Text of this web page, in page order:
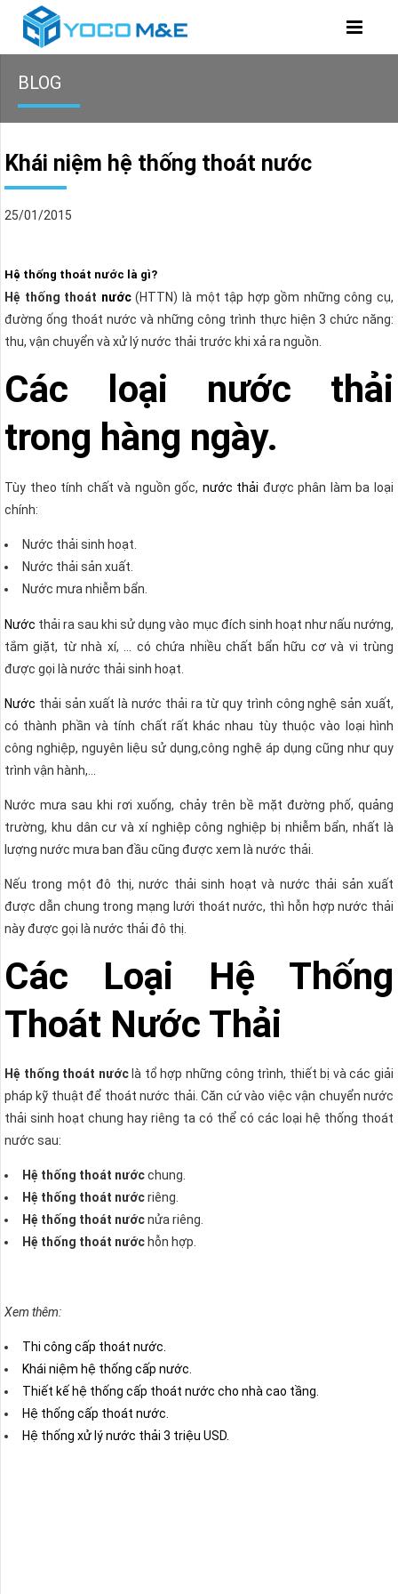
BLOG
Khái niệm hệ thống thoát nước
25/01/2015
Hệ thống thoát nước là gì?
Hệ thống thoát nước(HTTN) là một tập hợp gồm những công cụ,
đường ống thoát nước và những công trình thực hiện 3 chức năng:
thu, vận chuyển và xử lý nước thải trước khi xả ra nguồn.
Các loại nước thải
trong hàng ngày.
Tùy theo tính chất và nguồn gốc, nước thải được phân làm ba loại
chính:
Nước thải sinh hoạt.
Nước thải sản xuất.
Nước mưa nhiễm bẩn.
Nước thải ra sau khi sử dụng vào mục đích sinh hoạt như nấu nướng,
tắm giặt, từ nhà xí, … có chứa nhiều chất bẩn hữu cơ và vi trùng
được gọi là nước thải sinh hoạt.
Nước thải sản xuất là nước thải ra từ quy trình công nghệ sản xuất,
có thành phần và tính chất rất khác nhau tùy thuộc vào loại hình
công nghiệp, nguyên liệu sử dụng,công nghệ áp dụng cũng như quy
trình vận hành,…
Nước mưa sau khi rơi xuống, chảy trên bề mặt đường phố, quảng
trường, khu dân cư và xí nghiệp công nghiệp bị nhiễm bẩn, nhất là
lượng nước mưa ban đầu cũng được xem là nước thải.
Nếu trong một đô thị, nước thải sinh hoạt và nước thải sản xuất
được dẫn chung trong mạng lưới thoát nước, thì hỗn hợp nước thải
này được gọi là nước thải đô thị.
Các Loại Hệ Thống
Thoát Nước Thải
Hệ thống thoát nướclà tổ hợp những công trình, thiết bị và các giải
pháp kỹ thuật để thoát nước thải. Căn cứ vào việc vận chuyển nước
thải sinh hoạt chung hay riêng ta có thể có các loại hệ thống thoát
nước sau:
Hệ thống thoát nướcchung.
Hệ thống thoát nướcriêng.
Hệ thống thoát nướcnửa riêng.
Hệ thống thoát nước hỗn hợp.
Xem thêm:
Thi công cấp thoát nước.
Khái niệm hệ thống cấp nước.
Thiết kế hệ thống cấp thoát nước cho nhà cao tầng.
Hệ thống cấp thoát nước.
Hệ thống xử lý nước thải 3 triệu USD.